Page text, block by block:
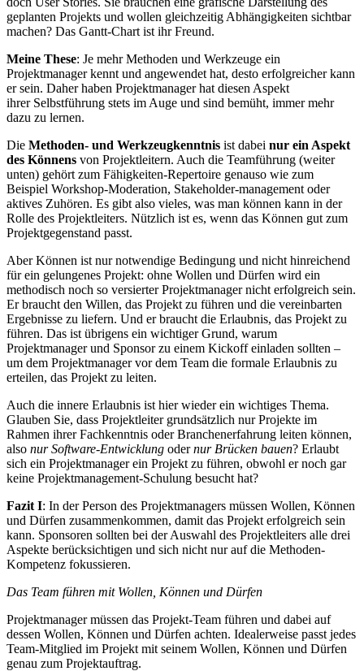
geplanten Projekts und wollen gleichzeitig Abhängigkeiten sichtbar
machen? Das Gantt-Chart ist ihr Freund.
Meine These: Je mehr Methoden und Werkzeuge ein
Projektmanager kennt und angewendet hat, desto erfolgreicher kann
er sein. Daher haben Projektmanager hat diesen Aspekt
ihrer Selbstführung stets im Auge und sind bemüht, immer mehr
dazu zu lernen.
Die Methoden- und Werkzeugkenntnis ist dabei nur ein Aspekt
des Könnens von Projektleitern. Auch die Teamführung (weiter
unten) gehört zum Fähigkeiten-Repertoire genauso wie zum
Beispiel Workshop-Moderation, Stakeholder-management oder
aktives Zuhören. Es gibt also vieles, was man können kann in der
Rolle des Projektleiters. Nützlich ist es, wenn das Können gut zum
Projektgegenstand passt.
Aber Können ist nur notwendige Bedingung und nicht hinreichend
für ein gelungenes Projekt: ohne Wollen und Dürfen wird ein
methodisch noch so versierter Projektmanager nicht erfolgreich sein.
Er braucht den Willen, das Projekt zu führen und die vereinbarten
Ergebnisse zu liefern. Und er braucht die Erlaubnis, das Projekt zu
führen. Das ist übrigens ein wichtiger Grund, warum
Projektmanager und Sponsor zu einem Kickoff einladen sollten –
um dem Projektmanager vor dem Team die formale Erlaubnis zu
erteilen, das Projekt zu leiten.
Auch die innere Erlaubnis ist hier wieder ein wichtiges Thema.
Glauben Sie, dass Projektleiter grundsätzlich nur Projekte im
Rahmen ihrer Fachkenntnis oder Branchenerfahrung leiten können,
also nur Software-Entwicklung odernur Brücken bauen? Erlaubt
sich ein Projektmanager ein Projekt zu führen, obwohl er noch gar
keine Projektmanagement-Schulung besucht hat?
Fazit I: In der Person des Projektmanagers müssen Wollen, Können
und Dürfen zusammenkommen, damit das Projekt erfolgreich sein
kann. Sponsoren sollten bei der Auswahl des Projektleiters alle drei
Aspekte berücksichtigen und sich nicht nur auf die Methoden-
Kompetenz fokussieren.
Das Team führen mit Wollen, Können und Dürfen
Projektmanager müssen das Projekt-Team führen und dabei auf
dessen Wollen, Können und Dürfen achten. Idealerweise passt jedes
Team-Mitglied im Projekt mit seinem Wollen, Können und Dürfen
genau zum Projektauftrag.